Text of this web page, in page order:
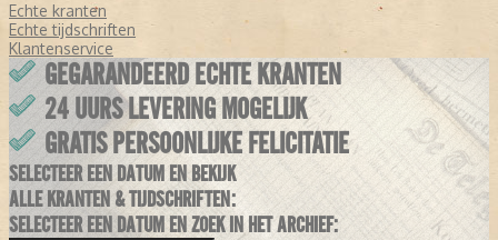
Echte kranten
Echte tijdschriften
Klantenservice
GEGARANDEERD ECHTE KRANTEN
24 UURS LEVERING MOGELIJK
GRATIS PERSOONLIJKE FELICITATIE
SELECTEER EEN DATUM EN BEKIJK
ALLE KRANTEN & TIJDSCHRIFTEN:
SELECTEER EEN DATUM EN ZOEK IN HET ARCHIEF: